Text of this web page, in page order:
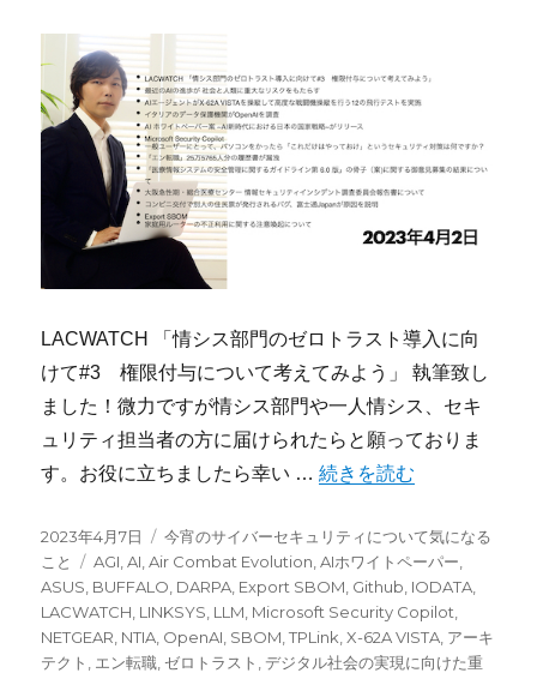
LACWATCH 「情シス部門のゼロトラスト導入に向
けて#3 権限付与について考えてみよう」 執筆致し
ました！微力ですが情シス部門や一人情シス、セキ
ュリティ担当者の方に届けられたらと願っておりま
す。お役に立ちましたら幸い …“今宵のサイバーセキュ
続きを読む
投
稿
日:
2023年4月7日
カ
テ
ゴ
リ
ー
今宵のサイバーセキュリティについて気になる
こと
タ
グ
AGI ,AI ,Air Combat Evolution ,AIホワイトペーパー
ASUS BUFFALO DARPA Export SBOM Github IODATA
LACWATCH LINKSYS LLM Microsoft Security Copilot
NETGEAR NTIA OpenAI SBOM ,TPLink ,X-62A VISTA アーキ
テクト
エン転職 ,ゼロトラスト ,デジタル社会の実現に向けた重